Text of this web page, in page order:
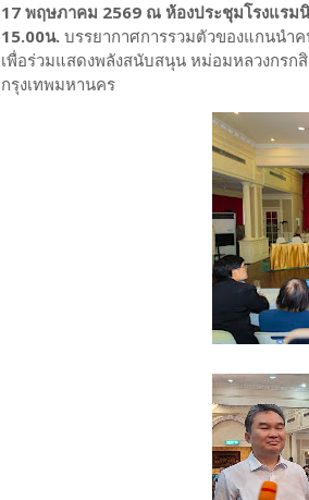
17 พฤษภาคม 2569 ณ ห้องประชุมโรงแรม
15.00น. บรรยากาศการรวมตัวของแกนนำ
เพื่อร่วมแสดงพลังสนับสนุน หม่อมหลวงกรก
กรุงเทพมหานคร